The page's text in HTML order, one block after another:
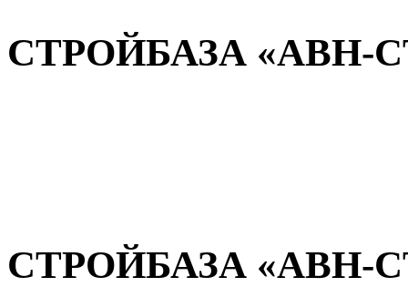
СТРОЙБАЗА «АВН-
СТРОЙБАЗА «АВН-